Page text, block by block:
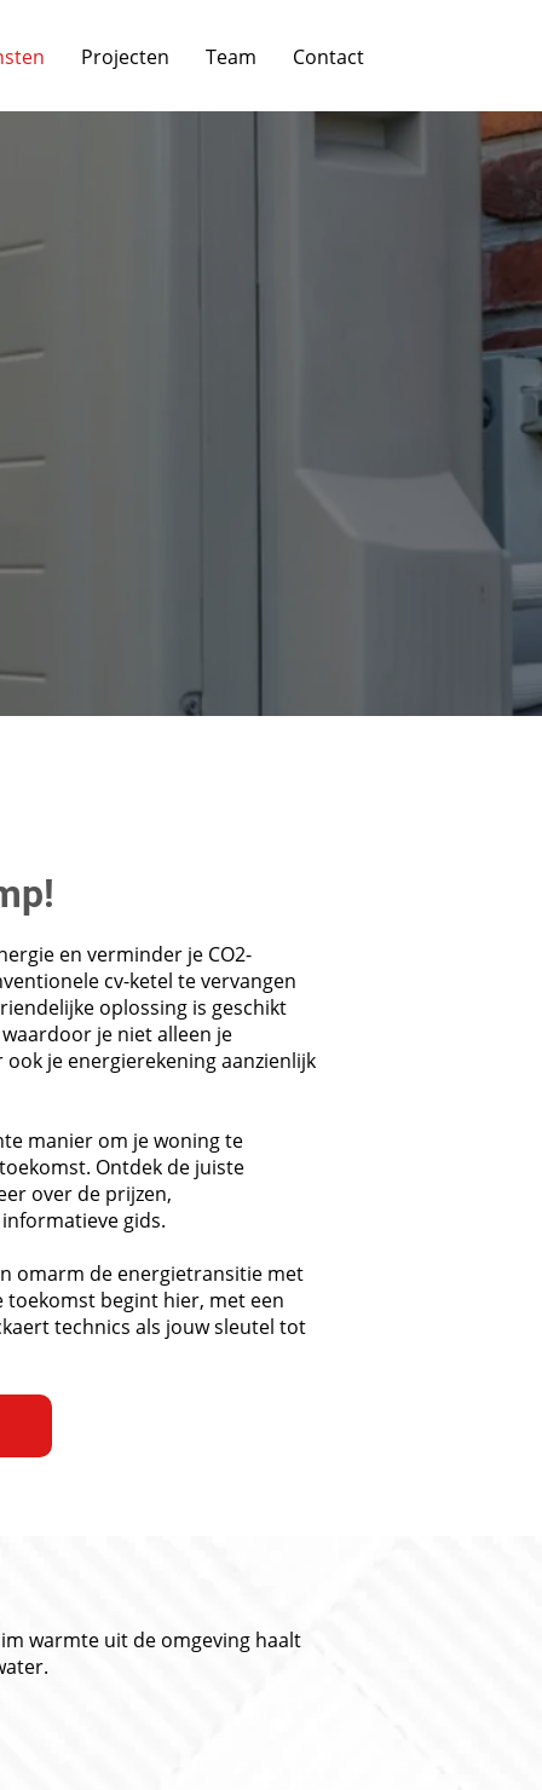
Projecten Team Contact
en verminder je CO2-
cv-ketel te vervangen
oplossing is geschikt
je niet alleen je
je energierekening aanzienlijk
manier om je woning te
Ontdek de juiste
over de prijzen,
gids.
omarm de energietransitie met
toekomst begint hier, met een
technics als jouw sleutel tot
warmte uit de omgeving haalt